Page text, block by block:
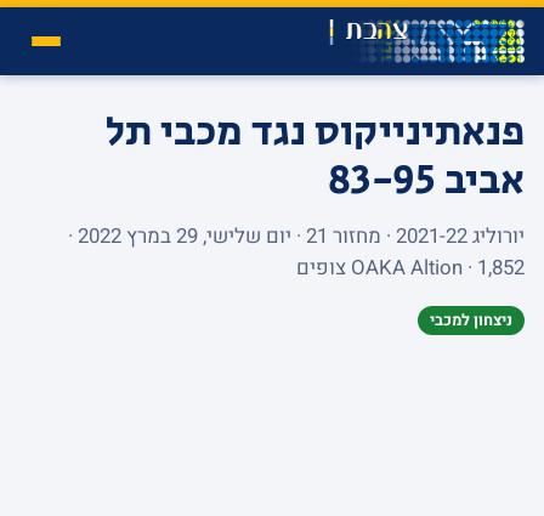
פנאתינייקוס נגד מכבי תל
אביב83-95
יורוליג 2021-22 · מחזור 21 · יום שלישי, 29 במרץ 2022 ·
OAKA Altion · 1,852 צופים
ניצחון למכבי